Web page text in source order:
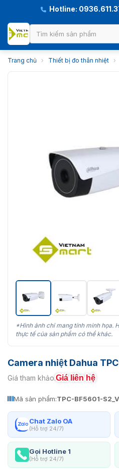
Hotline:
Trang chủ › Thiết bị đo thân nhiệt ›
*Hình ảnh chỉ mang tính minh họa.
thực tế của sản phẩm có thể khác.
Camera nhiệt Dahua
Giá tham khảo:Giá liên hệ
Mã sản phẩm:TPC-BF5601-
Chat Zalo OA
(Hỗ trợ 24/7)
Gọi Hotline 1
(Hỗ trợ 24/7)